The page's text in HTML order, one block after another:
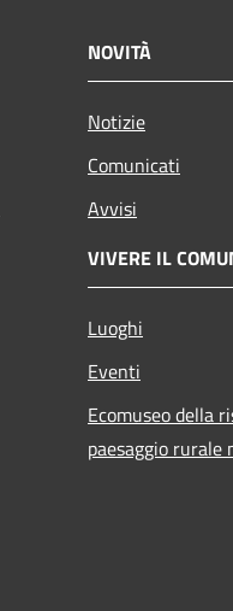
NOVITÀ
Notizie
Comunicati
Avvisi
VIVERE IL
Luoghi
Eventi
Ecomuseo della
paesaggio rurale